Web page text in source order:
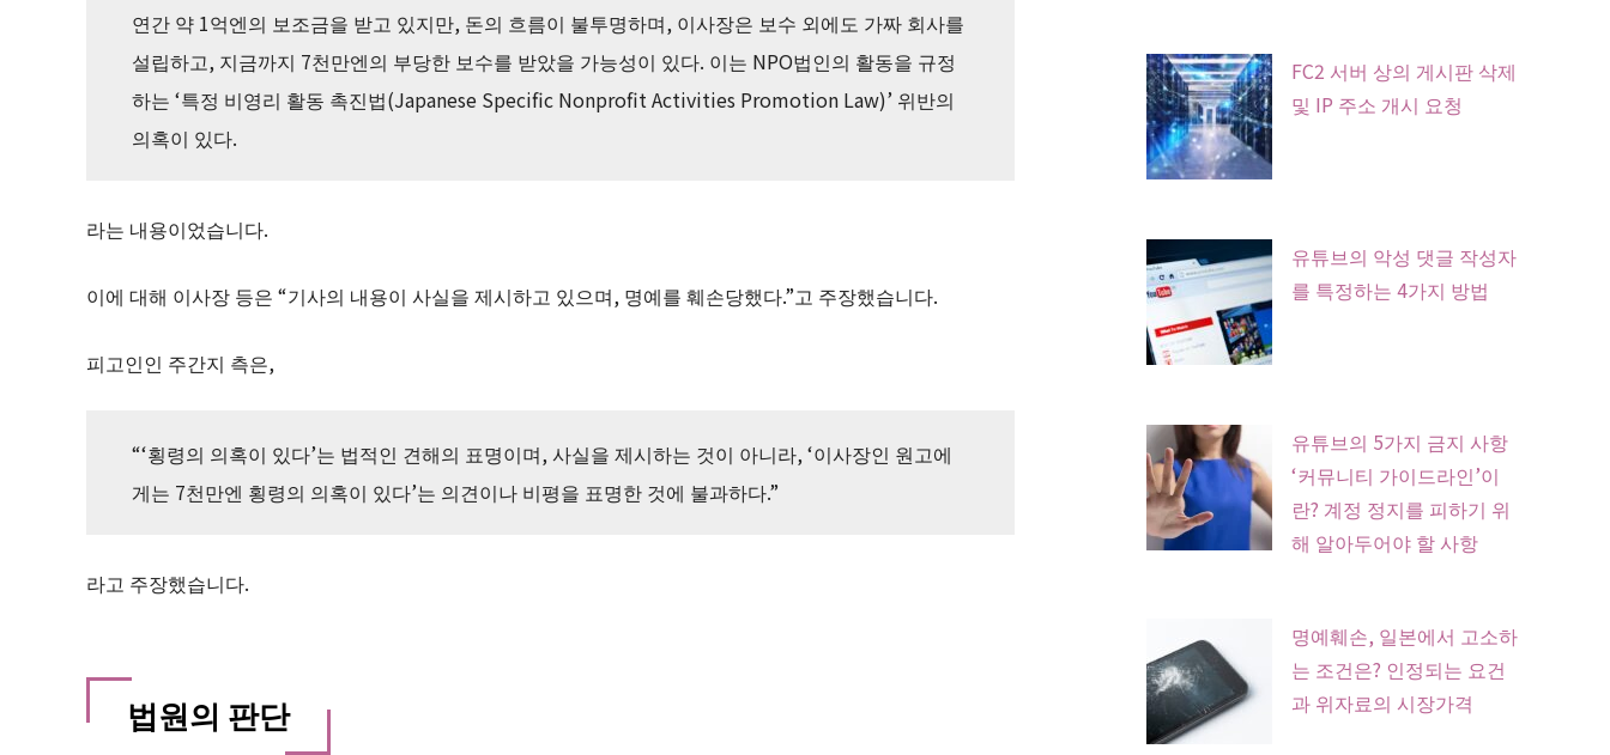
연간 약 1억엔의 보조금을 받고 있지만, 돈의 흐름이 불투명하며, 이사장은 보수 외에도 가짜 회사를
설립하고, 지금까지 7천만엔의 부당한 보수를 받았을 가능성이 있다. 이는 NPO법인의 활동을 규정
하는 ‘특정 비영리 활동 촉진법(Japanese Specific Nonprofit Activities Promotion Law)’ 위반의
의혹이 있다.
라는 내용이었습니다.
이에 대해 이사장 등은 “기사의 내용이 사실을 제시하고 있으며, 명예를 훼손당했다.”고 주장했습니다.
피고인인 주간지 측은,
“‘횡령의 의혹이 있다’는 법적인 견해의 표명이며, 사실을 제시하는 것이 아니라, ‘이사장인 원고에
게는 7천만엔 횡령의 의혹이 있다’는 의견이나 비평을 표명한 것에 불과하다.”
라고 주장했습니다.
법원의 판단
FC2 서버 상의 게시판 삭제
및 IP 주소 개시 요청
유튜브의 악성 댓글 작성자
를 특정하는 4가지 방법
유튜브의 5가지 금지 사항
‘커뮤니티 가이드라인’이
란? 계정 정지를 피하기 위
해 알아두어야 할 사항
명예훼손, 일본에서 고소하
는 조건은? 인정되는 요건
과 위자료의 시장가격